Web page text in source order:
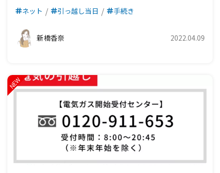
ネット 引っ越し当日 手続き
新橋香奈 2022.04.09